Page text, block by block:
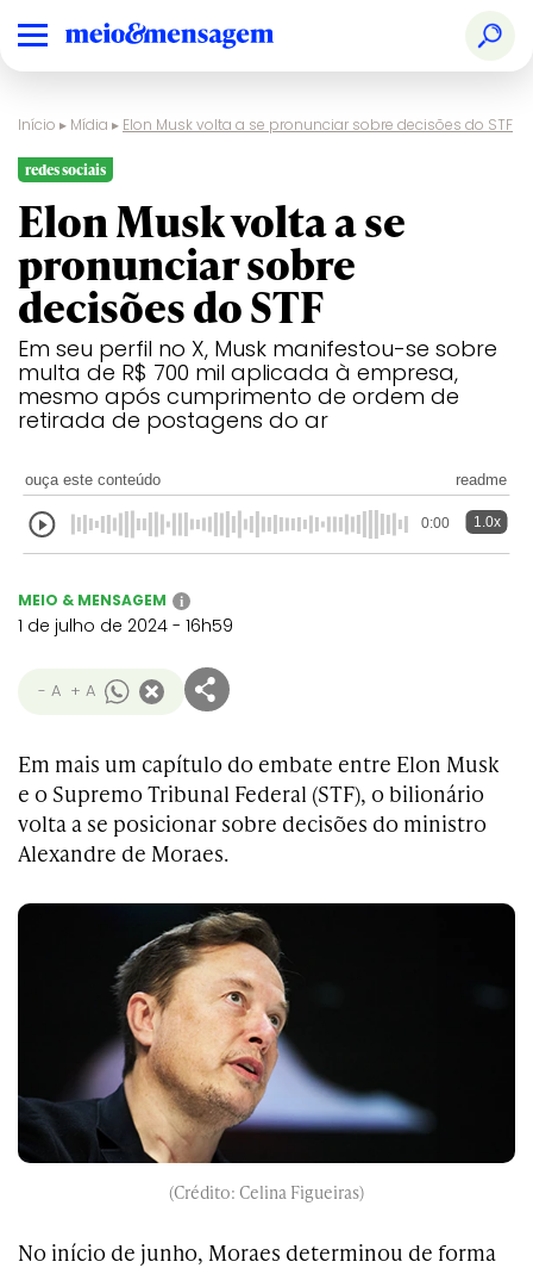
Início ▸ Mídia ▸ Elon Musk volta a se pronunciar sobre decisões do STF
redes sociais
Elon Musk volta a se
pronunciar sobre
decisões do STF
Em seu perfil no X, Musk manifestou-se sobre
multa de R$ 700 mil aplicada à empresa,
mesmo após cumprimento de ordem de
retirada de postagens do ar
ouça este conteúdo readme
0:00 1.0x
MEIO & MENSAGEM i
1 de julho de 2024 - 16h59
- A + A
Em mais um capítulo do embate entre Elon Musk
e o Supremo Tribunal Federal (STF), o bilionário
volta a se posicionar sobre decisões do ministro
Alexandre de Moraes.
(Crédito: Celina Figueiras)
No início de junho, Moraes determinou de forma